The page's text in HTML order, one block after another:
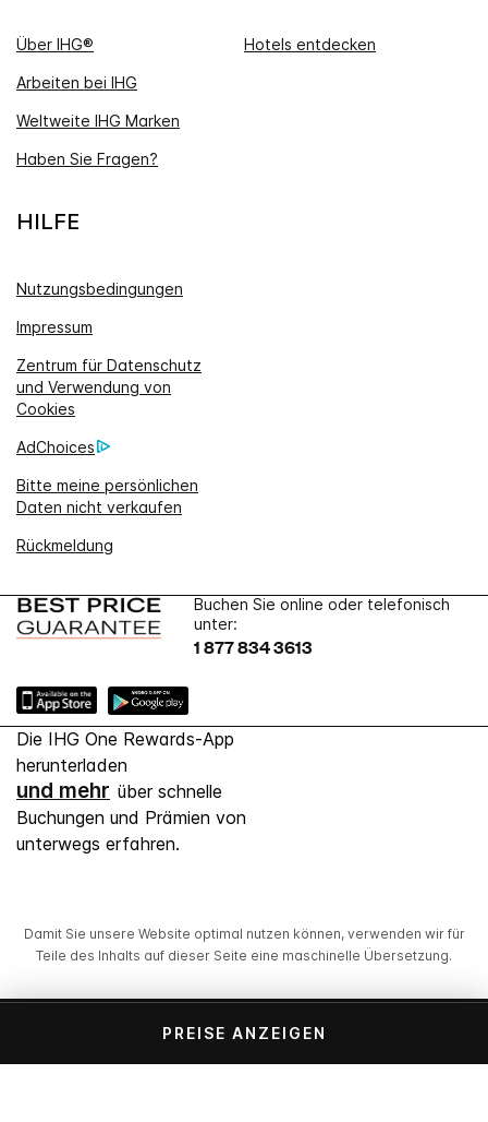
PREISE ANZEIGEN
Über IHG®
Arbeiten bei IHG
Weltweite IHG Marken
Haben Sie Fragen?
Hotels entdecken
HILFE
Nutzungsbedingungen
Impressum
Zentrum für Datenschutz
und Verwendung von
Cookies
AdChoices
Bitte meine persönlichen
Daten nicht verkaufen
Rückmeldung
Buchen Sie online oder telefonisch
unter:
1 877 834 3613
Die IHG One Rewards-App
herunterladen
und mehr über schnelle
Buchungen und Prämien von
unterwegs erfahren.
Damit Sie unsere Website optimal nutzen können, verwenden wir für
Teile des Inhalts auf dieser Seite eine maschinelle Übersetzung.
© 2026 IHG. Alle Rechte vorbehalten. Die meisten